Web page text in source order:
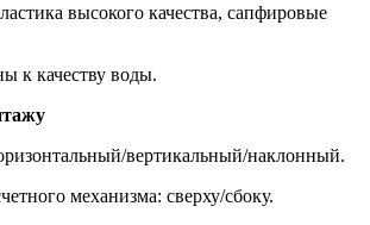
высокого качества, сапфировые
к качеству воды.
вертикальный/наклонный.
механизма: сверху/сбоку.